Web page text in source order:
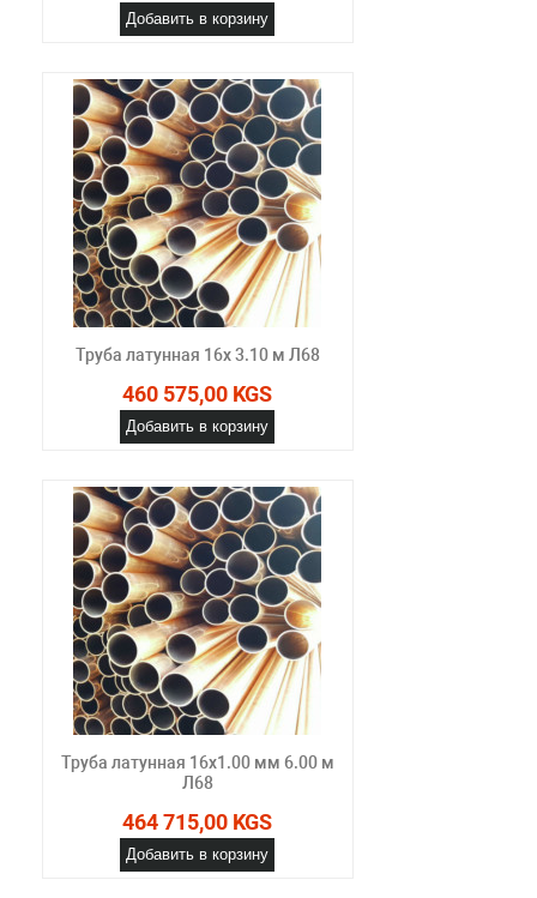
Добавить в корзину
Труба латунная 16х 3.10 м Л68
460 575,00 KGS
Добавить в корзину
Труба латунная 16х1.00 мм 6.00 м
Л68
464 715,00 KGS
Добавить в корзину